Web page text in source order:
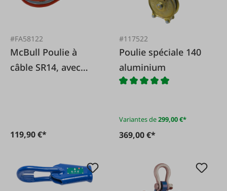
#FA58122
McBull Poulie à
câble SR14, avec
119,90 €*
#117522
Poulie spéciale 140
aluminium
Variantes de299,00 €*
369,00 €*